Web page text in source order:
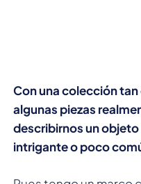
Con una colección
algunas piezas
describirnos un
intrigante o poco